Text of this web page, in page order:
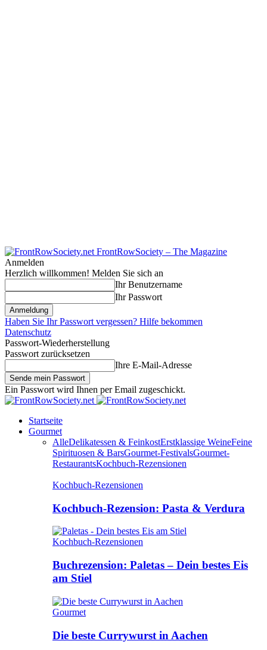
FrontRowSociety – The Magazine
Anmelden
Herzlich willkommen! Melden Sie sich an
Ihr Benutzername
Ihr Passwort
Haben Sie Ihr Passwort vergessen? Hilfe bekommen
Datenschutz
Passwort-Wiederherstellung
Passwort zurücksetzen
Ihre E-Mail-Adresse
Ein Passwort wird Ihnen per Email zugeschickt.
Startseite
Gourmet
AlleDelikatessen & FeinkostErstklassige WeineFeine
Spirituosen & BarsGourmet-FestivalsGourmet-
RestaurantsKochbuch-Rezensionen
Kochbuch-Rezensionen
Kochbuch-Rezension: Pasta & Verdura
Kochbuch-Rezensionen
Buchrezension: Paletas – Dein bestes Eis
am Stiel
Gourmet
Die beste Currywurst in Aachen